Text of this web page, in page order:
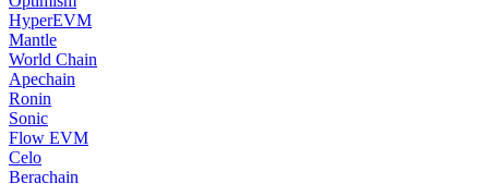
HyperEVM
Mantle
World Chain
Apechain
Ronin
Sonic
Flow EVM
Celo
Berachain